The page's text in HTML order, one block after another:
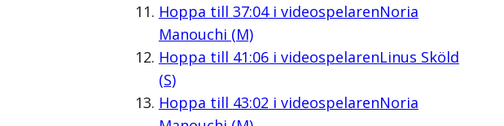
Hoppa till 37:04i videospelarenNoria
Manouchi (M)
Hoppa till 41:06i videospelarenLinus Sköld
(S)
Hoppa till 43:02 i videospelarenNoria